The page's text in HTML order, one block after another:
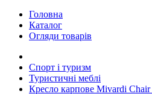
Головна
Каталог
Огляди товарів
Спорт і туризм
Туристичні меблі
Кресло карпове Mivardi